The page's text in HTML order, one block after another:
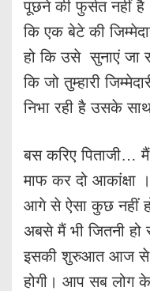
पूछने की फुर्सत नहीं
कि एक बेटे की
हो कि उसे सुनाएं जा
कि जो तुम्हारी
निभा रही है उसके
बस करिए पिताजी…
माफ कर दो आकांक्षा
आगे से ऐसा कुछ नहीं
अबसे मैं भी जितनी
इसकी शुरुआत आज से
होगी। आप सब लोग